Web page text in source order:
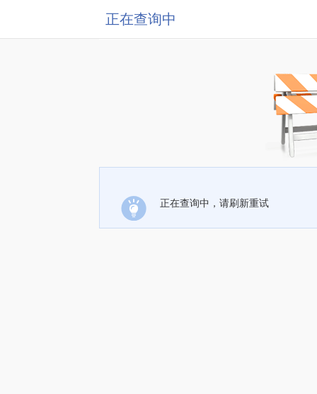
正在查询中
正在查询中，请刷新重试